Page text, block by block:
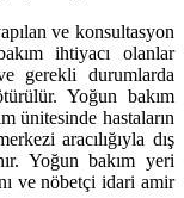
ve konsultasyon
ihtiyacı olanlar
gerekli durumlarda
Yoğun bakım
ünitesinde hastaların
aracılığıyla dış
Yoğun bakım yeri
ve nöbetçi idari amir